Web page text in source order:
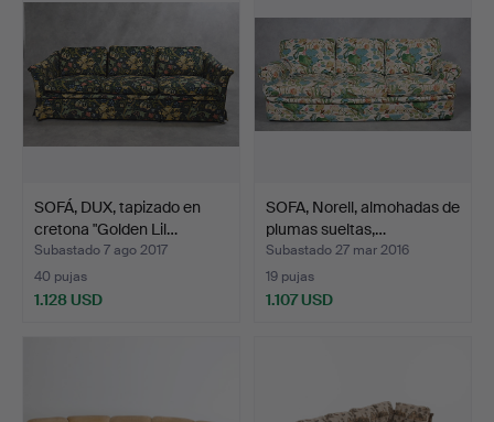
SOFÁ, DUX, tapizado en
cretona "Golden Lil…
Subastado 7 ago 2017
40 pujas
1.128 USD
SOFA, Norell, almohadas de
plumas sueltas,…
Subastado 27 mar 2016
19 pujas
1.107 USD